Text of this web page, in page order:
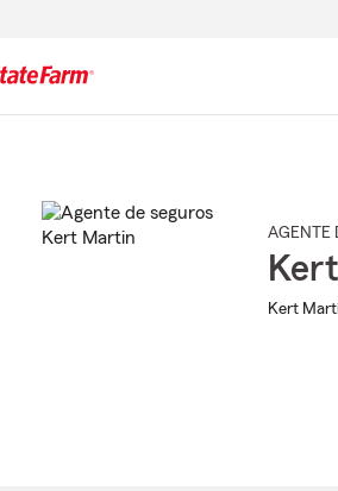
AGENTE
Kert